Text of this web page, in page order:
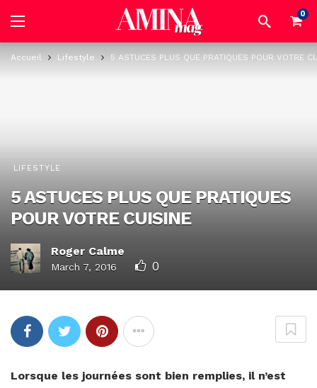
0
Accueil Lifestyle 5 ASTUCES PLUS QUE PRATIQUES POUR VOTRE
LIFESTYLE
5 ASTUCES PLUS QUE PRATIQUES
POUR VOTRE CUISINE
Roger Calme
March 7, 2016 0
Lorsque les journées sont bien remplies, il n’est